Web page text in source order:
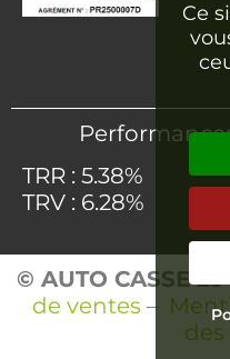
TRR : 5.38%
TRV : 6.28%
© AUTO CASSE 25
de ventes –
des
Ce